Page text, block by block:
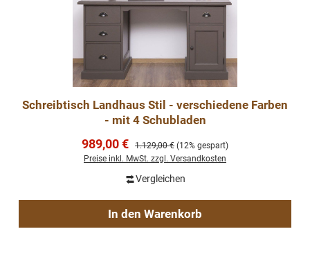
Schreibtisch Landhaus Stil - verschiedene Farben
- mit 4 Schubladen
Verkaufspreis:
989,00 € Regulärer Preis:
1.129,00 € (12% gespart)
Preise inkl. MwSt. zzgl. Versandkosten
Vergleichen
In den Warenkorb